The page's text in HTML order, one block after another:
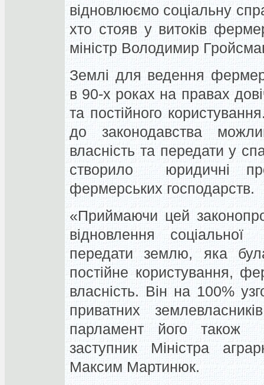
відновлюємо соціальну
хто стояв у витоків
міністр Володимир
Землі для ведення
в 90-х роках на правах
та постійного
до законодавства
власність та передати у
створило юридичні
фермерських господарств.
«Приймаючи цей
відновлення
передати землю, яка
постійне користування,
власність. Він на 100%
приватних
парламент його також
заступник Міністра
Максим Мартинюк.